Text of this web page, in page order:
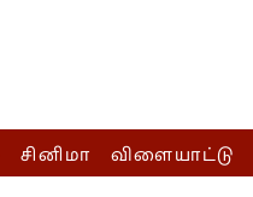
சினிமா விளையாட்டு